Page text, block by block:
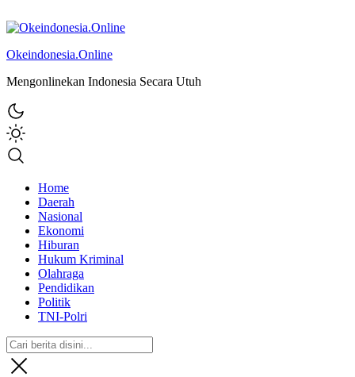
Okeindonesia.Online
Mengonlinekan Indonesia Secara Utuh
Home
Daerah
Nasional
Ekonomi
Hiburan
Hukum Kriminal
Olahraga
Pendidikan
Politik
TNI-Polri